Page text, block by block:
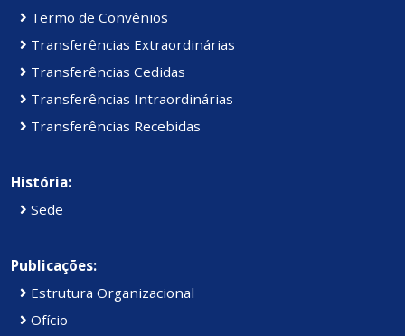
Termo de Convênios
Transferências Extraordinárias
Transferências Cedidas
Transferências Intraordinárias
Transferências Recebidas
História:
Sede
Publicações:
Estrutura Organizacional
Ofício